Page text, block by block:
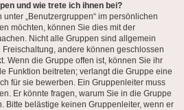
und wie trete ich ihnen bei?
„Benutzergruppen“ im persönlichen
möchten, können Sie dies mit der
Nicht alle Gruppen sind allgemein
andere können geschlossen
Wenn die Gruppe offen ist, können Sie ihr
Funktion beitreten; verlangt die Gruppe eine
für sie bewerben. Ein Gruppenleiter muss
Er könnte fragen, warum Sie in die Gruppe
Bitte belästige keinen Gruppenleiter, wenn er